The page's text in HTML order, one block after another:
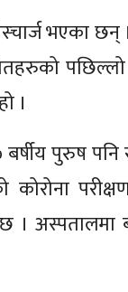
भएका
पछिल्लो
।
पुरुष
परीक्षण
अस्पतालमा